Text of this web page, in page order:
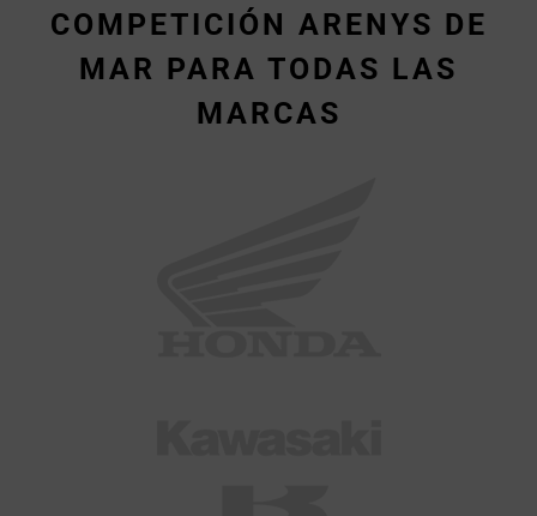
COMPETICIÓN ARENYS DE
MAR PARA TODAS LAS
MARCAS